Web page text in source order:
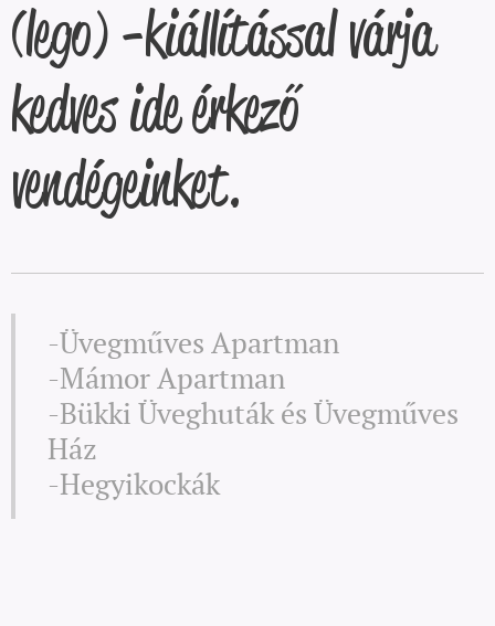
(lego) -kiállítással várja
kedves ide érkező
vendégeinket.
-Üvegműves Apartman
-Mámor Apartman
-Bükki Üveghuták és Üvegműves
Ház
-Hegyikockák